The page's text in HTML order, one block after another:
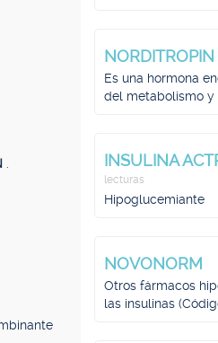
NORDITROPIN
Es una hormona
del metabolismo y
INSULINA
lecturas
Hipoglucemiante
NOVONORM
Otros fármacos
las insulinas